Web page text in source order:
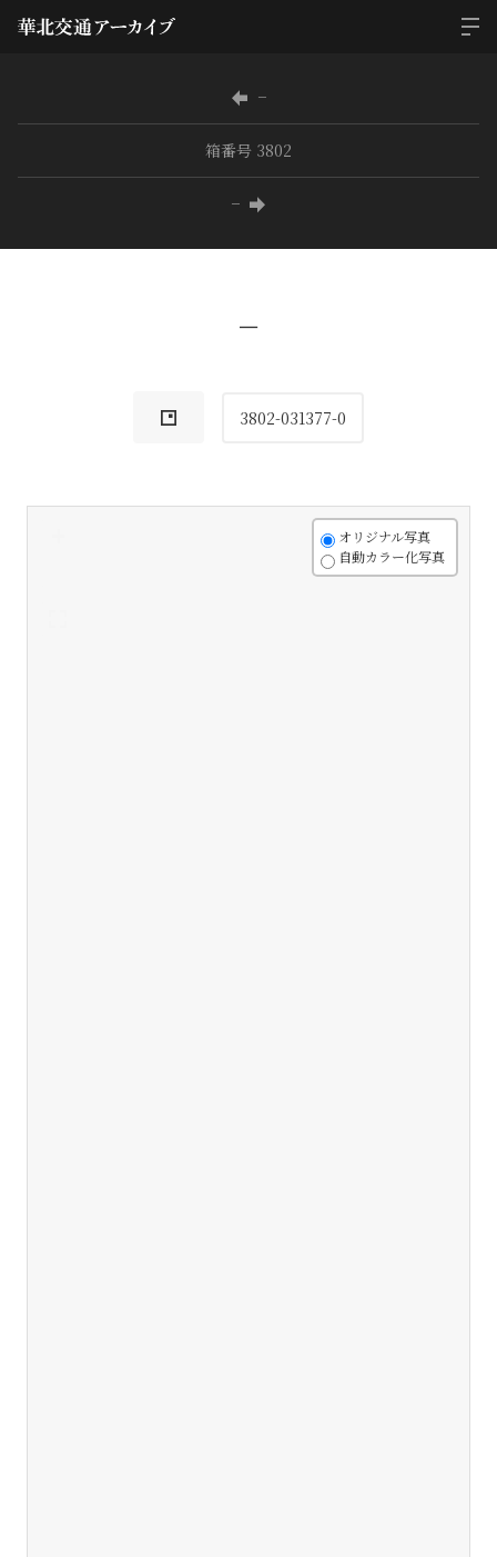
−
箱番号 3802
−
−
3802-031377-0
オリジナル写真
自動カラー化写真